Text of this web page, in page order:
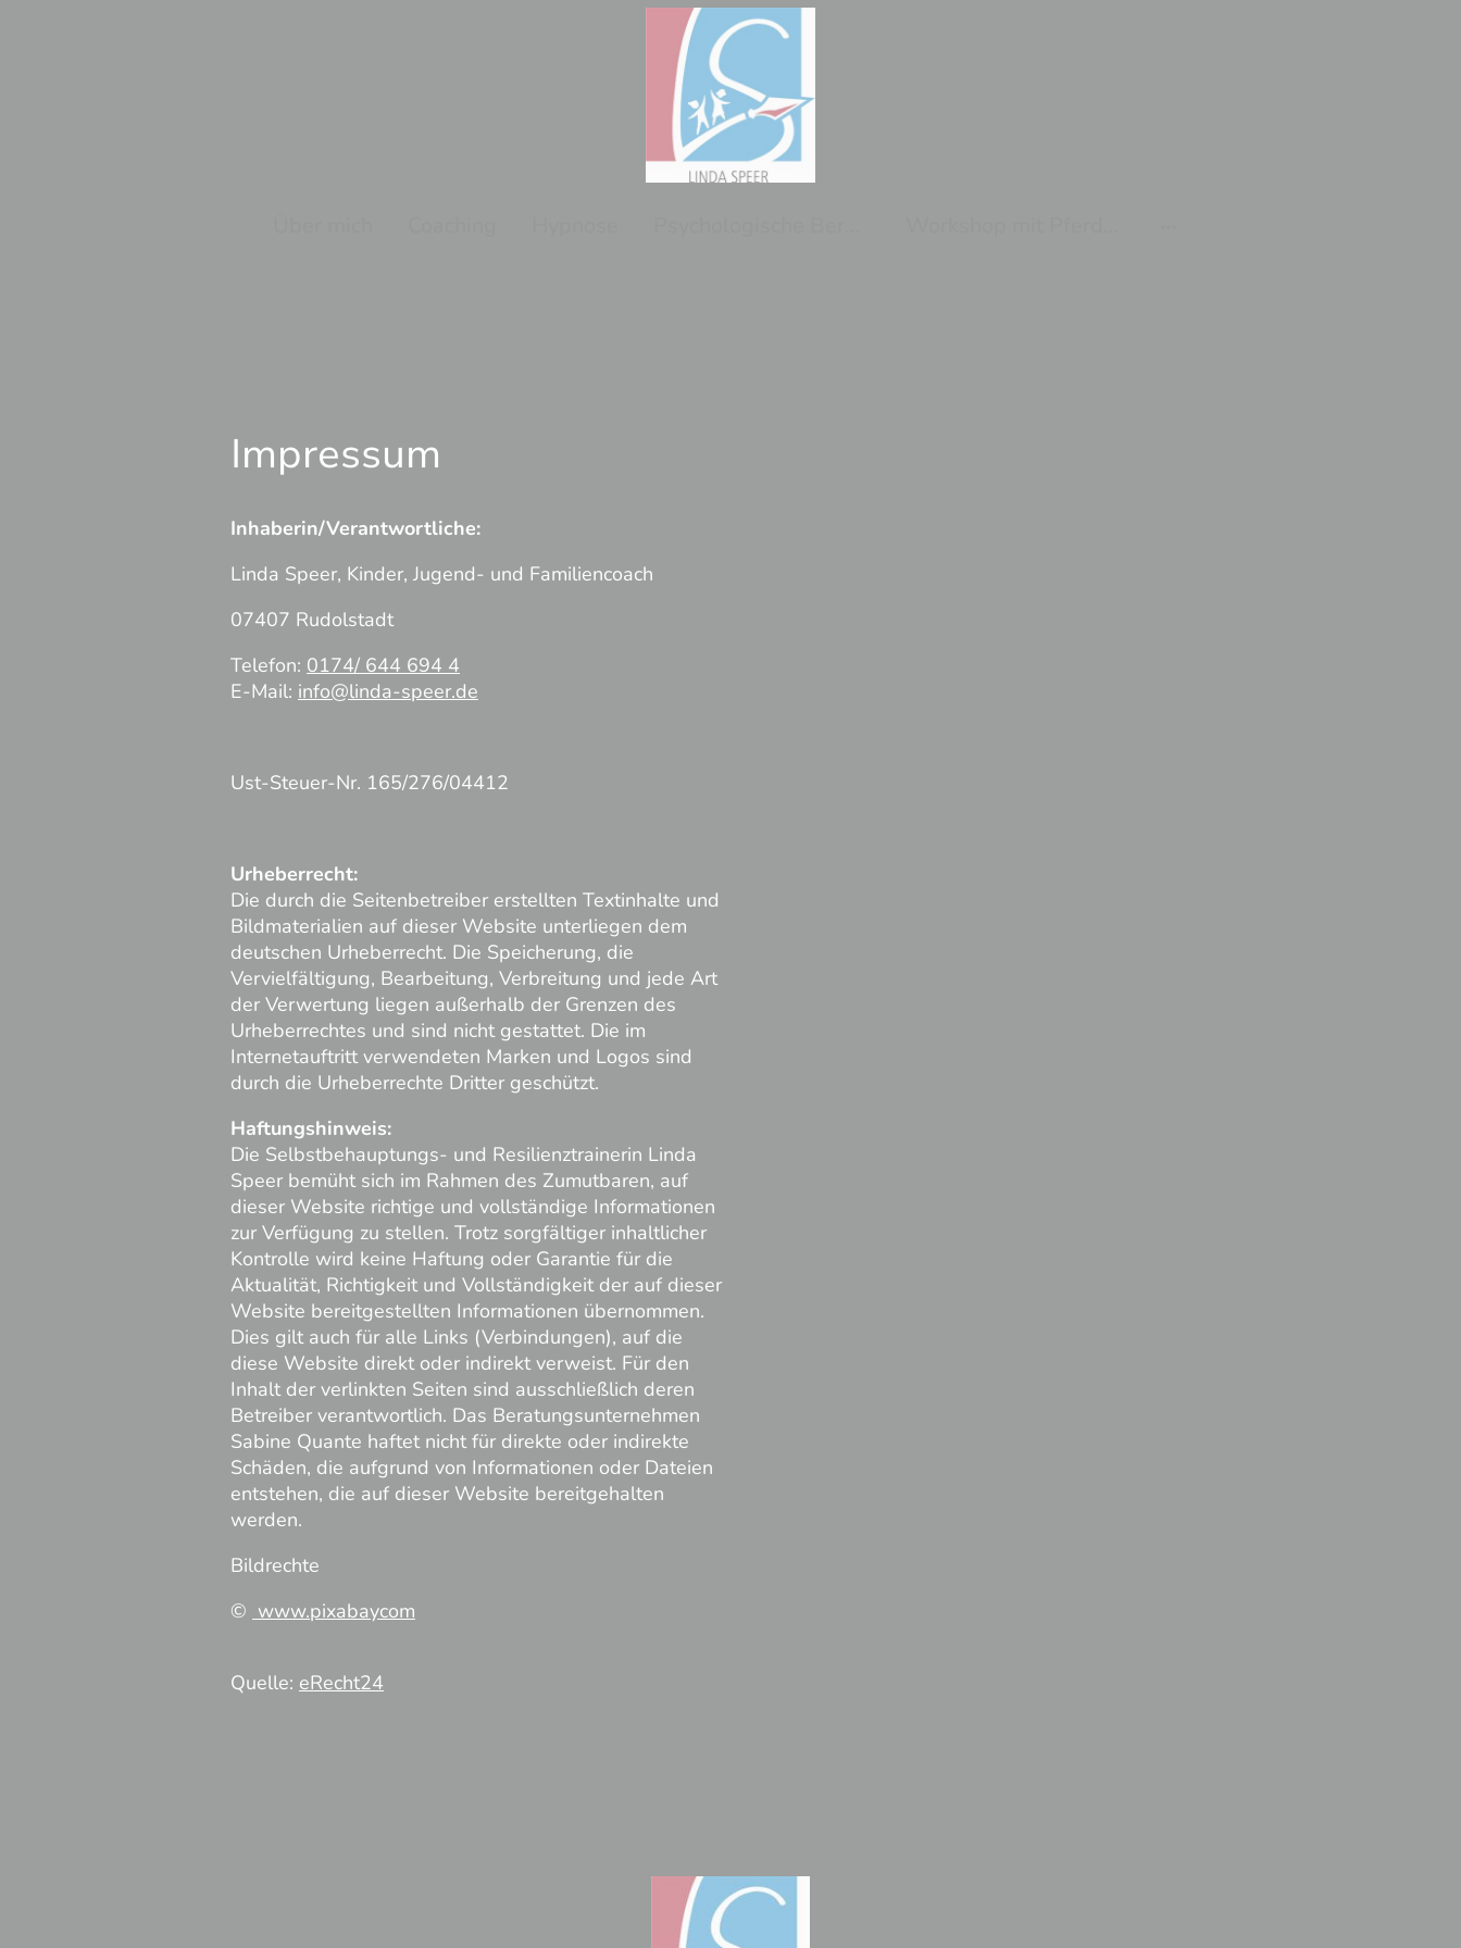
Impressum
Inhaberin/Verantwortliche:
Linda Speer, Kinder, Jugend- und Familiencoach
07407 Rudolstadt
Telefon: 0174/ 644 694 4
E-Mail: info@linda-speer.de
Ust-Steuer-Nr. 165/276/04412
Urheberrecht:
Die durch die Seitenbetreiber erstellten Textinhalte und
Bildmaterialien auf dieser Website unterliegen dem
deutschen Urheberrecht. Die Speicherung, die
Vervielfältigung, Bearbeitung, Verbreitung und jede Art
der Verwertung liegen außerhalb der Grenzen des
Urheberrechtes und sind nicht gestattet. Die im
Internetauftritt verwendeten Marken und Logos sind
durch die Urheberrechte Dritter geschützt.
Haftungshinweis:
Die Selbstbehauptungs- und Resilienztrainerin Linda
Speer bemüht sich im Rahmen des Zumutbaren, auf
dieser Website richtige und vollständige Informationen
zur Verfügung zu stellen. Trotz sorgfältiger inhaltlicher
Kontrolle wird keine Haftung oder Garantie für die
Aktualität, Richtigkeit und Vollständigkeit der auf dieser
Website bereitgestellten Informationen übernommen.
Dies gilt auch für alle Links (Verbindungen), auf die
diese Website direkt oder indirekt verweist. Für den
Inhalt der verlinkten Seiten sind ausschließlich deren
Betreiber verantwortlich. Das Beratungsunternehmen
Sabine Quante haftet nicht für direkte oder indirekte
Schäden, die aufgrund von Informationen oder Dateien
entstehen, die auf dieser Website bereitgehalten
werden.
Bildrechte
© www.pixabaycom
Quelle: eRecht24